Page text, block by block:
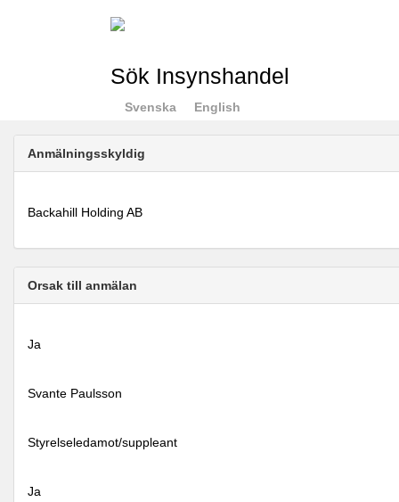
Sök Insynshandel
Svenska English
Anmälningsskyldig
Backahill Holding AB
Orsak till anmälan
Ja
Svante Paulsson
Styrelseledamot/suppleant
Ja